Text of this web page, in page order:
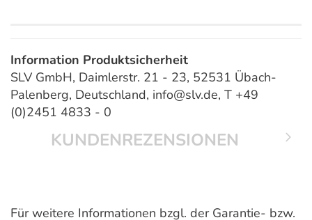
Information Produktsicherheit
SLV GmbH, Daimlerstr. 21 - 23, 52531 Übach-
Palenberg, Deutschland, info@slv.de, T +49
(0)2451 4833 - 0
KUNDENREZENSIONEN
Für weitere Informationen bzgl. der Garantie- bzw.